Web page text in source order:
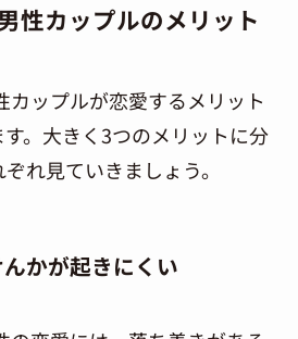
性カップルのメリット
カップルが恋愛するメリット
。大きく3つのメリットに分
れ見ていきましょう。
かが起きにくい